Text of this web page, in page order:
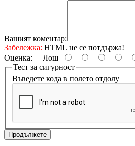
Вашият коментар:
Забележка: HTML не се потдържа!
Оценка: Лош
Тест за сигурност
Въведете кода в полето отдолу
Продължете